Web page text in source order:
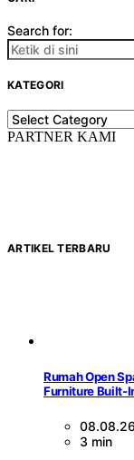
Search for:
KATEGORI
KATEGORI
PARTNER KAMI
ARTIKEL TERBARU
Rumah Open
Furniture Built-
08.08.26
3 min